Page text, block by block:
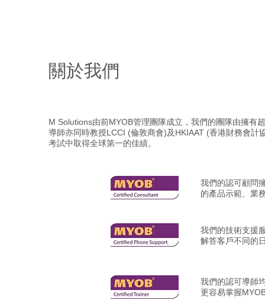
關於我們
M Solutions由前MYOB管理團隊成立，我們的團隊由擁有
導師亦同時教授LCCI (倫敦商會)及HKIAAT (香港財務會
考試中取得全球第一的佳績。
我們的認可顧問
的產品示範、業
我們的技術支援
解答客戶不同的
我們的認可導師
更容易掌握